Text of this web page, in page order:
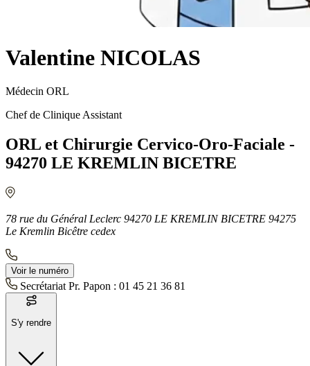
Valentine NICOLAS
Médecin ORL
Chef de Clinique Assistant
ORL et Chirurgie Cervico-Oro-Faciale -
94270 LE KREMLIN BICETRE
78 rue du Général Leclerc 94270 LE KREMLIN BICETRE 94275
Le Kremlin Bicêtre cedex
Voir le numéro
Secrétariat Pr. Papon : 01 45 21 36 81
S'y rendre